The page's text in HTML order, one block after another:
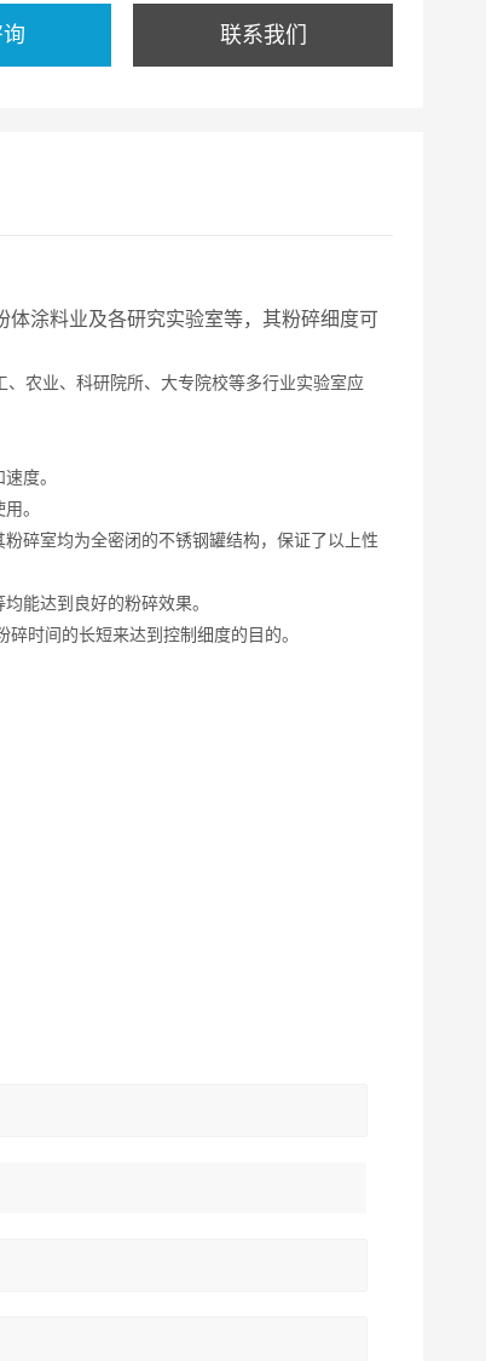
联系我们
涂料业及各研究实验室等，其粉碎细度可
、农业、科研院所、大专院校等多行业实验室应
度。
。
碎室均为全密闭的不锈钢罐结构，保证了以上性
能达到良好的粉碎效果。
时间的长短来达到控制细度的目的。